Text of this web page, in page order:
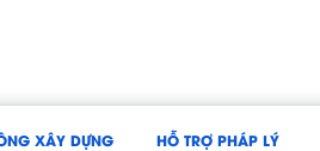
XÂY DỰNG HỖ TRỢ PHÁP LÝ